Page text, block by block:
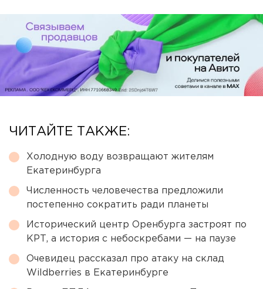
ЧИТАЙТЕ ТАКЖЕ:
Холодную воду возвращают жителям
Екатеринбурга
Численность человечества предложили
постепенно сократить ради планеты
Исторический центр Оренбурга застроят по
КРТ, а история с небоскребами — на паузе
Очевидец рассказал про атаку на склад
Wildberries в Екатеринбурге